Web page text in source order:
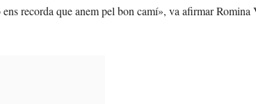
recorda que anem pel bon camí», va afirmar Romina